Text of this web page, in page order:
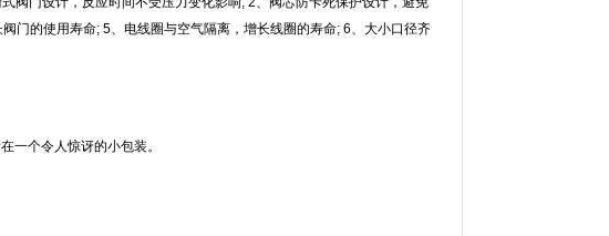
门的使用寿命; 5、电线圈与空气隔离，增长线圈的寿命; 6、大小口径齐
一个令人惊讶的小包装。